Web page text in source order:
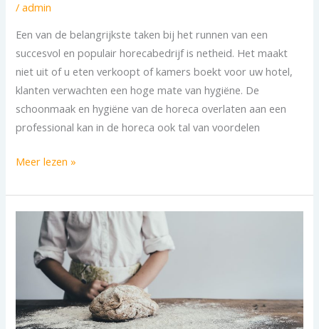
/admin
Een van de belangrijkste taken bij het runnen van een
succesvol en populair horecabedrijf is netheid. Het maakt
niet uit of u eten verkoopt of kamers boekt voor uw hotel,
klanten verwachten een hoge mate van hygiëne. De
schoonmaak en hygiëne van de horeca overlaten aan een
professional kan in de horeca ook tal van voordelen
Meer lezen »
Schoonmaakbedrijf
bakkerij